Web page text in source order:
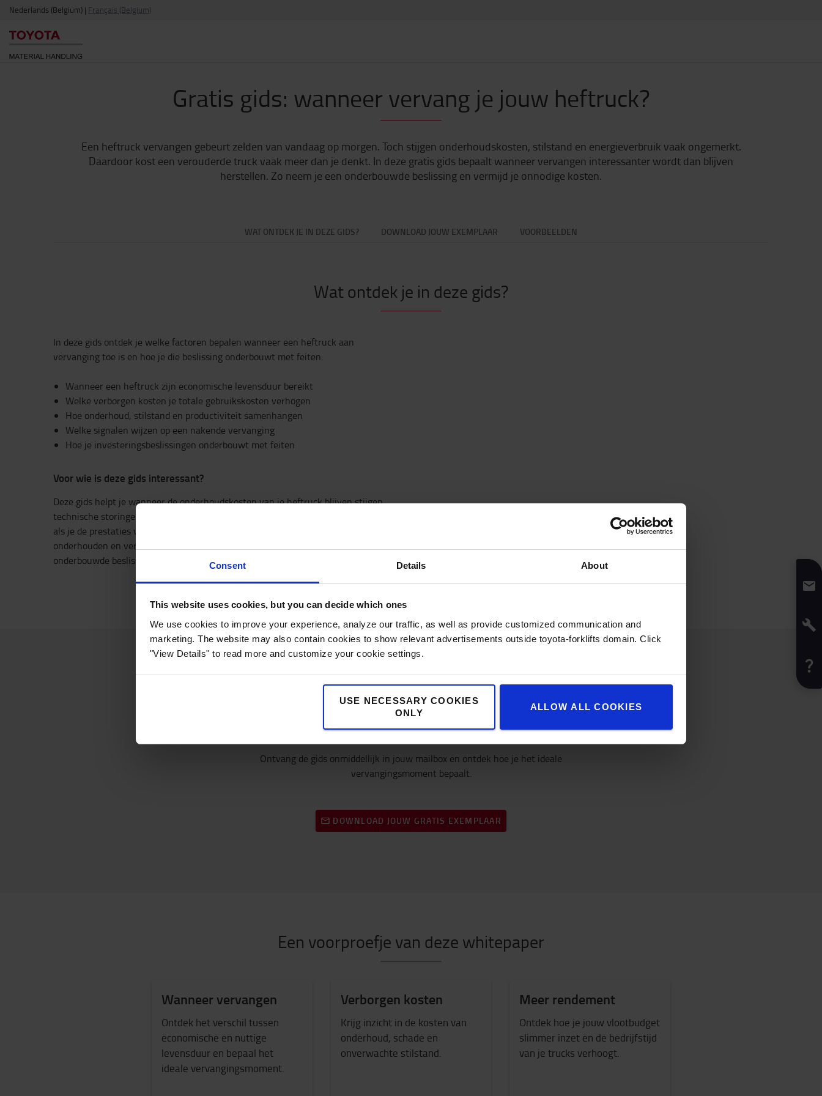
Consent Details About
This website uses cookies, but you can decide which ones
We use cookies to improve your experience, analyze our traffic, as well as provide customized communication and
marketing. The website may also contain cookies to show relevant advertisements outside toyota-forklifts domain. Click
"View Details" to read more and customize your cookie settings.
USE NECESSARY COOKIES
ONLY
ALLOW ALL COOKIES
Nederlands (Belgium) | Français (Belgium)
Gratis gids: wanneer vervang je jouw heftruck?
Een heftruck vervangen gebeurt zelden van vandaag op morgen. Toch stijgen onderhoudskosten, stilstand en energieverbruik vaak ongemerkt.
Daardoor kost een verouderde truck vaak meer dan je denkt. In deze gratis gids bepaalt wanneer vervangen interessanter wordt dan blijven
herstellen. Zo neem je een onderbouwde beslissing en vermijd je onnodige kosten.
WAT ONTDEK JE IN DEZE GIDS? DOWNLOAD JOUW EXEMPLAAR VOORBEELDEN
Wat ontdek je in deze gids?
In deze gids ontdek je welke factoren bepalen wanneer een heftruck aan
vervanging toe is en hoe je die beslissing onderbouwt met feiten.
Wanneer een heftruck zijn economische levensduur bereikt
Welke verborgen kosten je totale gebruikskosten verhogen
Hoe onderhoud, stilstand en productiviteit samenhangen
Welke signalen wijzen op een nakende vervanging
Hoe je investeringsbeslissingen onderbouwt met feiten
Voor wie is deze gids interessant?
Deze gids helpt je wanneer de onderhoudskosten van je heftruck blijven stijgen,
technische storingen vaker voorkomen of je investeringsdossier voorbereidt. Ook
als je de prestaties van je vloot wilt verbeteren of twijfelt tussen verder
onderhouden en vervangen, biedt deze gids waardevolle inzichten om een
onderbouwde beslissing te nemen.
Download jouw gratis gids
Ontvang de gids onmiddellijk in jouw mailbox en ontdek hoe je het ideale
vervangingsmoment bepaalt.
DOWNLOAD JOUW GRATIS EXEMPLAAR
Een voorproefje van deze whitepaper
Wanneer vervangen
Ontdek het verschil tussen
economische en nuttige
levensduur en bepaal het
ideale vervangingsmoment.
Verborgen kosten
Krijg inzicht in de kosten van
onderhoud, schade en
onverwachte stilstand.
Meer rendement
Ontdek hoe je jouw vlootbudget
slimmer inzet en de bedrijfstijd
van je trucks verhoogt.